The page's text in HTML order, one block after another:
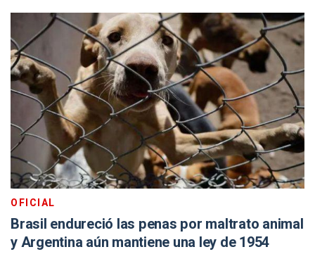
OFICIAL
Brasil endureció las penas por maltrato animal
y Argentina aún mantiene una ley de 1954